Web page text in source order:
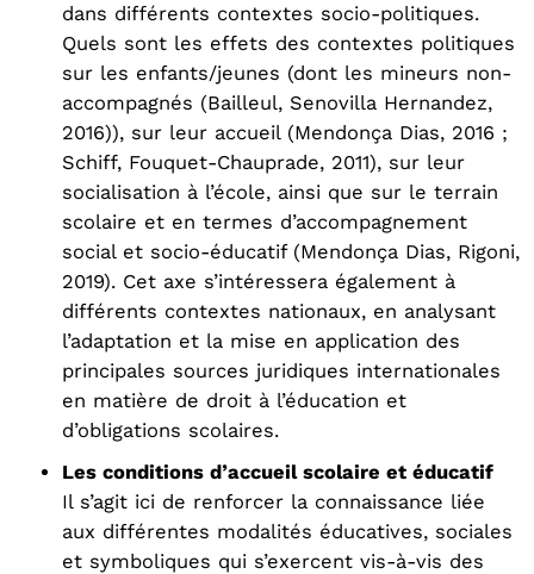
dans différents contextes socio-politiques.
Quels sont les effets des contextes politiques
sur les enfants/jeunes (dont les mineurs non-
accompagnés (Bailleul, Senovilla Hernandez,
2016)), sur leur accueil (Mendonça Dias, 2016 ;
Schiff, Fouquet-Chauprade, 2011), sur leur
socialisation à l’école, ainsi que sur le terrain
scolaire et en termes d’accompagnement
social et socio-éducatif (Mendonça Dias, Rigoni,
2019). Cet axe s’intéressera également à
différents contextes nationaux, en analysant
l’adaptation et la mise en application des
principales sources juridiques internationales
en matière de droit à l’éducation et
d’obligations scolaires.
Les conditions d’accueil scolaire et éducatif
Il s’agit ici de renforcer la connaissance liée
aux différentes modalités éducatives, sociales
et symboliques qui s’exercent vis-à-vis des